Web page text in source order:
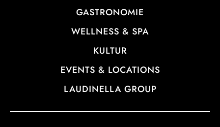
GASTRONOMIE
WELLNESS & SPA
KULTUR
EVENTS & LOCATIONS
LAUDINELLA GROUP